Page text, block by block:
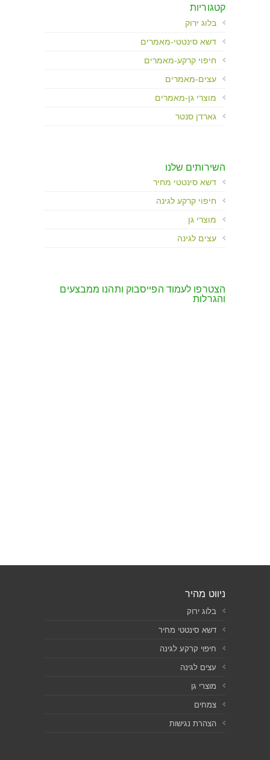
קטגוריות
בלוג ירוק
דשא סינטטי-מאמרים
חיפוי קרקע-מאמרים
עצים-מאמרים
מוצרי גן-מאמרים
גארדן סנטר
השירותים שלנו
דשא סינטטי מחיר
חיפוי קרקע לגינה
מוצרי גן
עצים לגינה
הצטרפו לעמוד הפייסבוק ותהנו ממבצעים
והגרלות
ניווט מהיר
בלוג ירוק
דשא סינטטי מחיר
חיפוי קרקע לגינה
עצים לגינה
מוצרי גן
צמחים
הצהרת נגישות